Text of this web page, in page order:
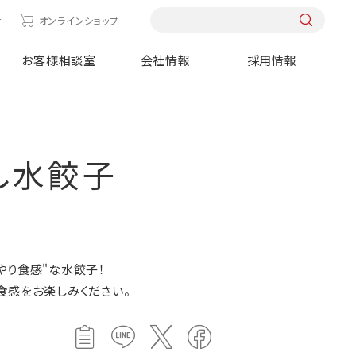
オンラインショップ
お客様相談室 会社情報 採用情報
水餃子
食感"な水餃子！
をお楽しみください。